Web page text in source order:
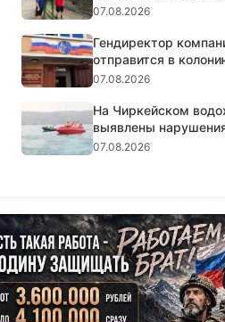
100...
07.08.2026
Гендиректор
отправится в
07.08.2026
На Чиркейском
выявлены
безопа...
07.08.2026